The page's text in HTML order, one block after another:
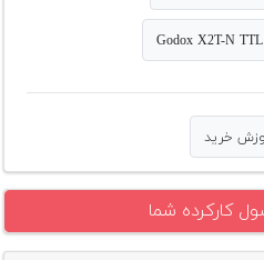
Godox X2T-N
خرید
کارکرده شما